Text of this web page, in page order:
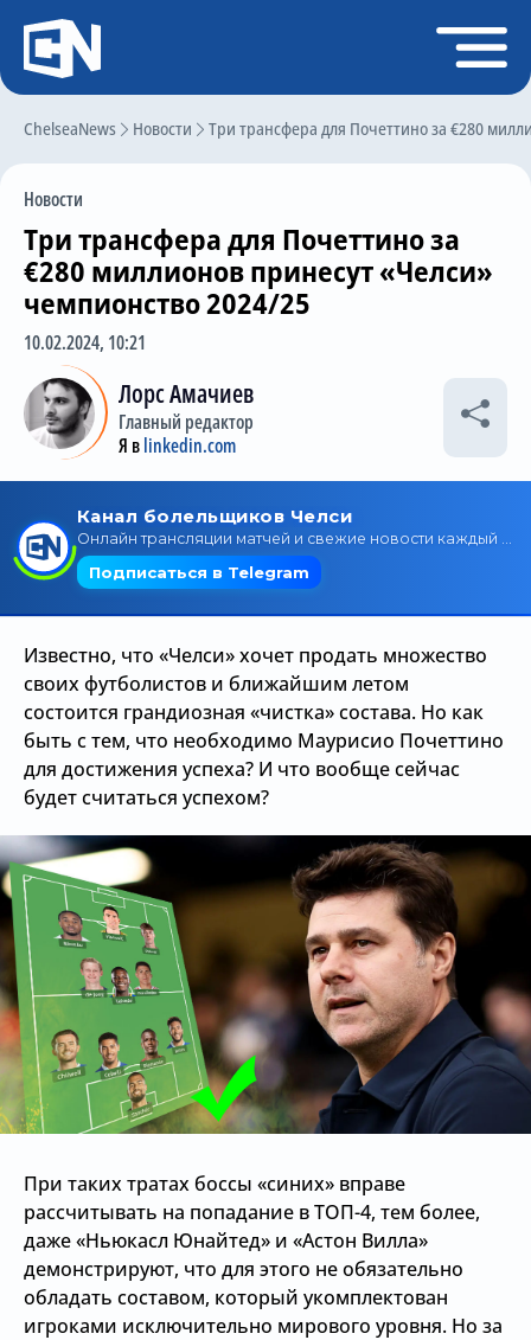
ChelseaNews Новости Три трансфера для Почеттино за €280
Новости
Три трансфера для Почеттино за
€280 миллионов принесут «Челси»
чемпионство 2024/25
10.02.2024, 10:21
Лорс Амачиев
Главный редактор
Я вlinkedin.com
Известно, что «Челси» хочет продать множество
своих футболистов и ближайшим летом
состоится грандиозная «чистка» состава. Но как
быть с тем, что необходимо Маурисио Почеттино
для достижения успеха? И что вообще сейчас
будет считаться успехом?
При таких тратах боссы «синих» вправе
рассчитывать на попадание в ТОП-4, тем более,
даже «Ньюкасл Юнайтед» и «Астон Вилла»
демонстрируют, что для этого не обязательно
обладать составом, который укомплектован
игроками исключительно мирового уровня. Но за
Регистрация
Главная
Трансферы
Слухи
История Челси
Статистика
Календарь игр
Состав команды
Поиск по сайту
Трансляции
О сайте
Контакты